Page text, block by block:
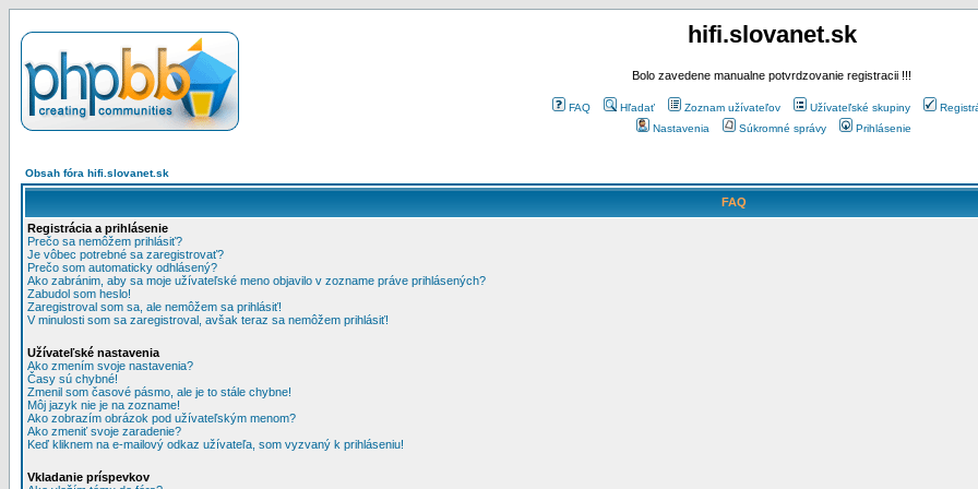
hifi.slovanet.sk
Bolo zavedene manualne potvrdzovanie registracii !!!
FAQ Hľadať Zoznam užívateľov Užívateľské skupiny
Nastavenia
Súkromné správy Prihlásenie
Obsah fóra hifi.slovanet.sk
FAQ
Registrácia a prihlásenie
Prečo sa nemôžem prihlásiť?
Je vôbec potrebné sa zaregistrovať?
Prečo som automaticky odhlásený?
Ako zabránim, aby sa moje užívateľské meno objavilo v zozname práve prihlásených?
Zabudol som heslo!
Zaregistroval som sa, ale nemôžem sa prihlásiť!
V minulosti som sa zaregistroval, avšak teraz sa nemôžem prihlásiť!
Užívateľské nastavenia
Ako zmením svoje nastavenia?
Časy sú chybné!
Zmenil som časové pásmo, ale je to stále chybne!
Môj jazyk nie je na zozname!
Ako zobrazím obrázok pod užívateľským menom?
Ako zmeniť svoje zaradenie?
Keď kliknem na e-mailový odkaz užívateľa, som vyzvaný k prihláseniu!
Vkladanie príspevkov